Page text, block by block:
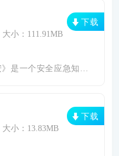
大小：111.91MB
一个安全应急知识学习和新闻
下载
大小：13.83MB
下载